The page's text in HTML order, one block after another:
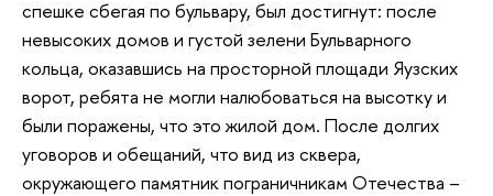
спешке сбегая по бульвару, был достигнут: после
невысоких домов и густой зелени Бульварного
кольца, оказавшись на просторной площади Яузских
ворот, ребята не могли налюбоваться на высотку и
были поражены, что это жилой дом. После долгих
уговоров и обещаний, что вид из сквера,
окружающего памятник пограничникам Отечества –